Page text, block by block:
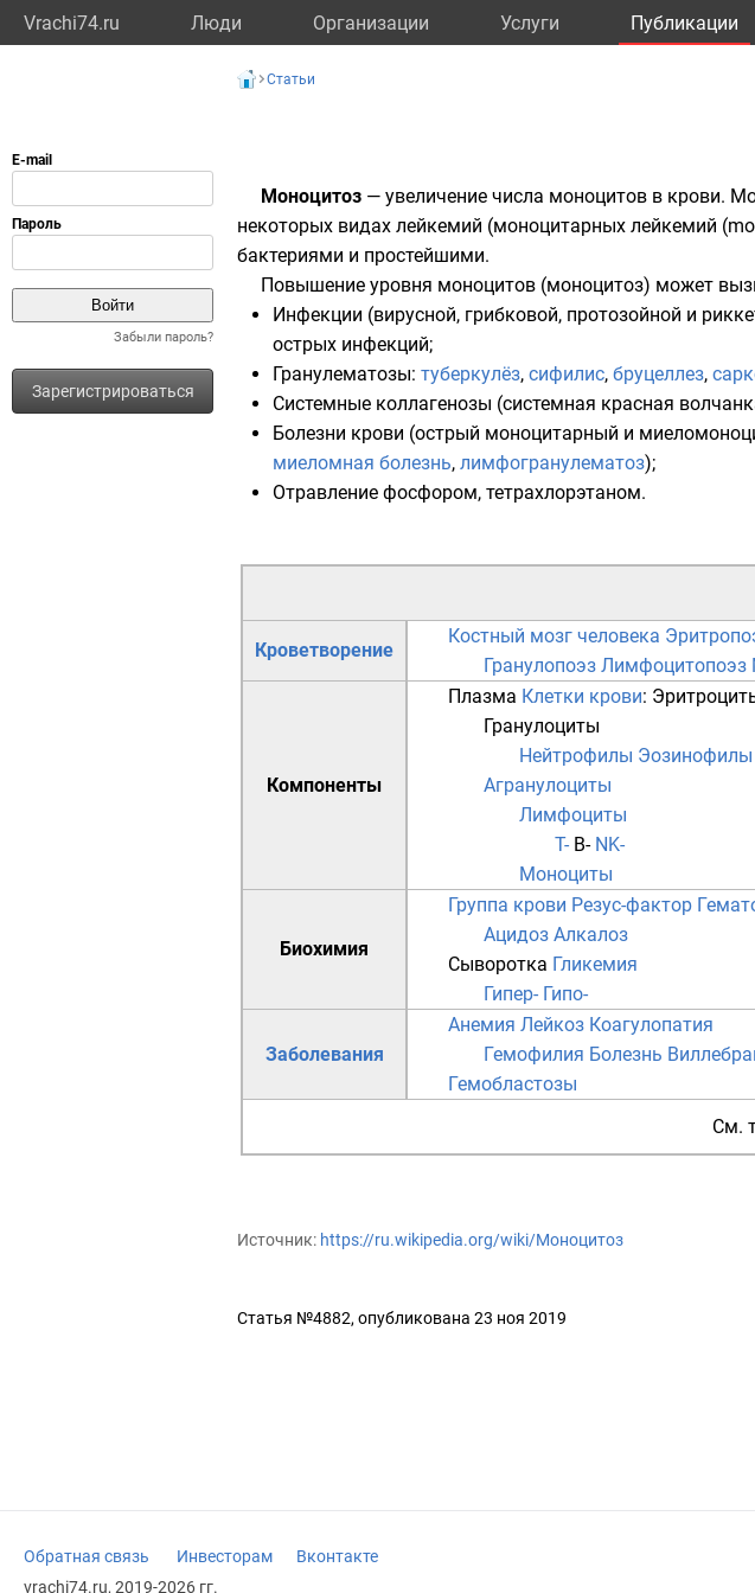
Vrachi74.ru Люди Организации Услуги Публикации
Забыли пароль?
Зарегистрироваться
Статьи
Моноцитоз — увеличение числа моноцитов в крови.
некоторых видах лейкемий (моноцитарных лейкемий
бактериями и простейшими.
Повышение уровня моноцитов (моноцитоз) может
Инфекции (вирусной, грибковой, протозойной и
острых инфекций;
Гранулематозы: туберкулёз, сифилис, бруцеллез,
Системные коллагенозы (системная красная
Болезни крови (острый моноцитарный и
миеломная болезнь, лимфогранулематоз);
Отравление фосфором, тетрахлорэтаном.
Кроветворение
Костный мозг человека
Гранулопоэз Лимфоцитопоэз
Компоненты
Плазма Клетки крови:
Гранулоциты
Нейтрофилы Эозинофилы
Агранулоциты
Лимфоциты
T- B- NK-
Моноциты
Биохимия
Группа крови Резус-фактор
Ацидоз Алкалоз
Сыворотка Гликемия
Гипер- Гипо-
Заболевания
Анемия Лейкоз Коагулопатия
Гемофилия Болезнь
Гемобластозы
См.
Источник: https://ru.wikipedia.org/wiki/Моноцитоз
Статья №4882, опубликована 23 ноя 2019
Обратная связь Инвесторам
Вконтакте
vrachi74.ru, 2019-2026 гг.